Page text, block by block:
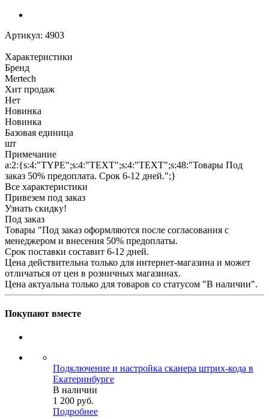
Артикул: 4903
Характеристики
Бренд
Mertech
Хит продаж
Нет
Новинка
Новинка
Базовая единица
шт
Примечание
a:2:{s:4:"TYPE";s:4:"TEXT";s:4:"TEXT";s:48:"Товары Под
заказ 50% предоплата. Срок 6-12 дней.";}
Все характеристики
Привезем под заказ
Узнать скидку!
Под заказ
Товары "Под заказ оформляются после согласования с
менеджером и внесения 50% предоплаты.
Срок поставки составит 6-12 дней.
Цена действительна только для интернет-магазина и может
отличаться от цен в розничных магазинах.
Цена актуальна только для товаров со статусом "В наличии".
Покупают вместе
Подключение и настройка сканера штрих-кода в
Екатеринбурге
В наличии
1 200 руб.
Подробнее